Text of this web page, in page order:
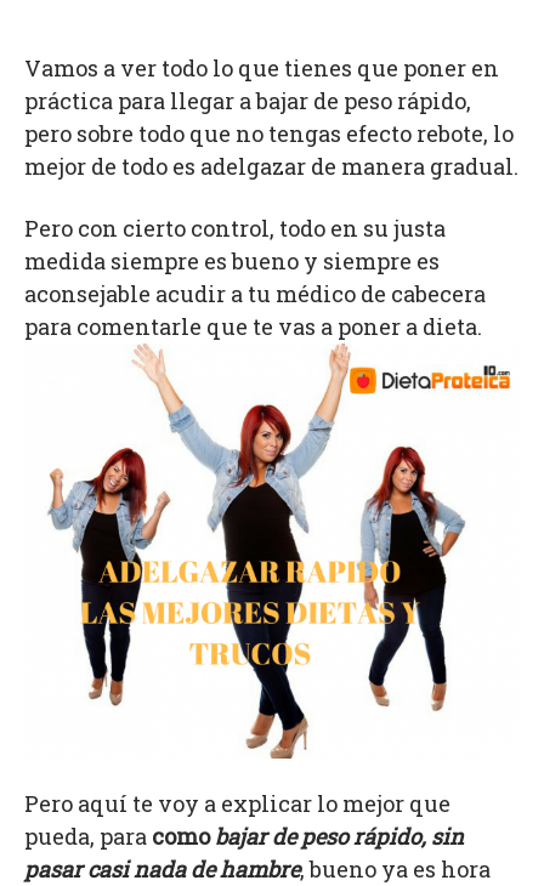
Vamos a ver todo lo que tienes que poner en
práctica para llegar a bajar de peso rápido,
pero sobre todo que no tengas efecto rebote, lo
mejor de todo es adelgazar de manera gradual.
Pero con cierto control, todo en su justa
medida siempre es bueno y siempre es
aconsejable acudir a tu médico de cabecera
para comentarle que te vas a poner a dieta.
Pero aquí te voy a explicar lo mejor que
pueda, para comobajar de peso rápido, sin
pasar casi nada de hambre, bueno ya es hora